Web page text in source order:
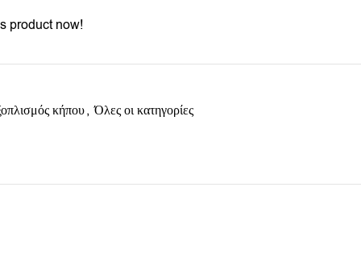
product now!
κήπου, Όλες οι κατηγορίες